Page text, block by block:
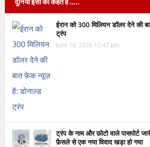
दुनिया इसी को कहते हैं …..
ईरान को 300 मिलियन डॉलर देने की
ट्रंप
June 16, 2026 12:47 pm
ट्रंप के नाम और फ़ोटो वाले पासपोर्ट
फ़ैसले से एक नया विवाद खड़ा हो गया